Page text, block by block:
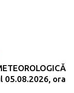
05.08.2026, ora